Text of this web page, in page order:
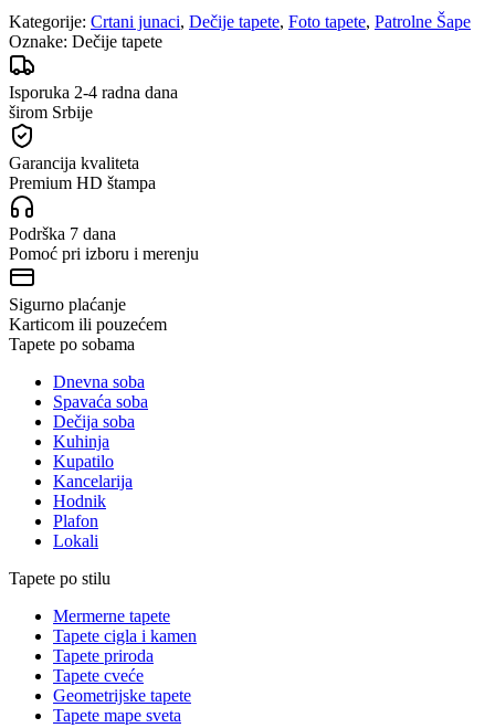
Kategorije: Crtani junaci, Dečije tapete, Foto tapete, Patrolne Šape
Oznake: Dečije tapete
Isporuka 2-4 radna dana
širom Srbije
Garancija kvaliteta
Premium HD štampa
Podrška 7 dana
Pomoć pri izboru i merenju
Sigurno plaćanje
Karticom ili pouzećem
Tapete po sobama
Dnevna soba
Spavaća soba
Dečija soba
Kuhinja
Kupatilo
Kancelarija
Hodnik
Plafon
Lokali
Tapete po stilu
Mermerne tapete
Tapete cigla i kamen
Tapete priroda
Tapete cveće
Geometrijske tapete
Tapete mape sveta